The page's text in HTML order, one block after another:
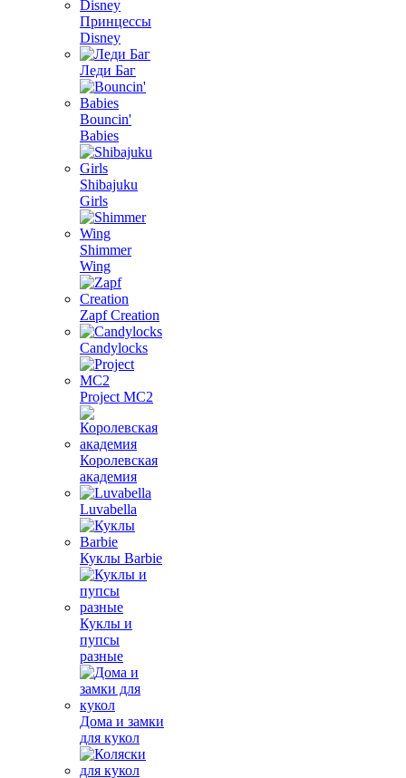
Принцессы
Disney
Леди Баг
Bouncin'
Babies
Shibajuku
Girls
Shimmer
Wing
Zapf Creation
Candylocks
Project MС2
Королевская
академия
Luvabella
Куклы Barbie
Куклы и
пупсы
разные
Дома и замки
для кукол